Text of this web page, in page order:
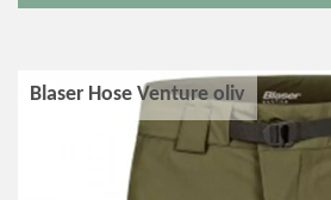
Blaser Hose Venture oliv